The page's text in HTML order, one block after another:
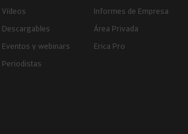
Vídeos
Descargables
Eventos y webinars
Periodistas
Informes de Empresa
Área Privada
Erica Pro